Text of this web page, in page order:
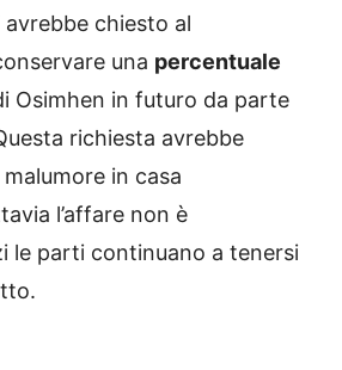
chiesto al
una percentuale
Osimhen in futuro da parte
richiesta avrebbe
in casa
l’affare non è
le parti continuano a tenersi